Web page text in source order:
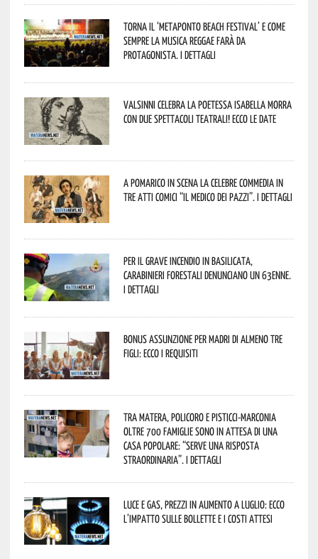
Torna il ‘Metaponto beach festival’ e come
sempre la musica reggae farà da
protagonista. I dettagli
Valsinni celebra la poetessa Isabella Morra
con due spettacoli teatrali! Ecco le date
A Pomarico in scena la celebre commedia in
tre atti comici “Il medico dei pazzi”. I dettagli
Per il grave incendio in Basilicata,
Carabinieri forestali denunciano un 63enne.
I dettagli
Bonus assunzione per madri di almeno tre
figli: ecco i requisiti
Tra Matera, Policoro e Pisticci-Marconia
oltre 700 famiglie sono in attesa di una
casa popolare: “serve una risposta
straordinaria”. I dettagli
Luce e gas, prezzi in aumento a luglio: ecco
l’impatto sulle bollette e i costi attesi